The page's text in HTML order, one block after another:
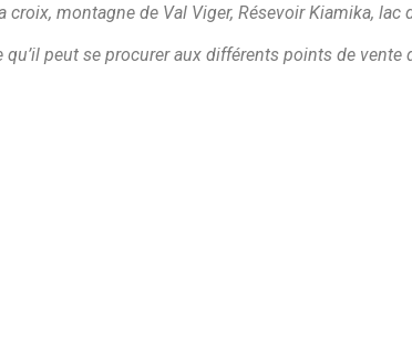
montagne de Val Viger, Résevoir Kiamika, lac
peut se procurer aux différents points de vente